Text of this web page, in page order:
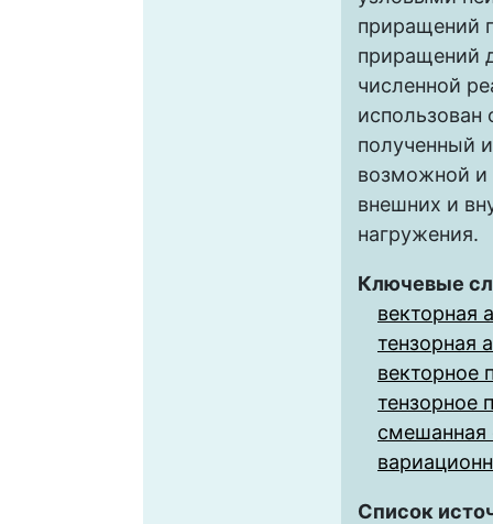
приращений
приращений
численной
использован
полученный
возможной и
внешних и
нагружения.
Ключевые
векторная
тензорная
векторное
тензорное
смешанная
Список